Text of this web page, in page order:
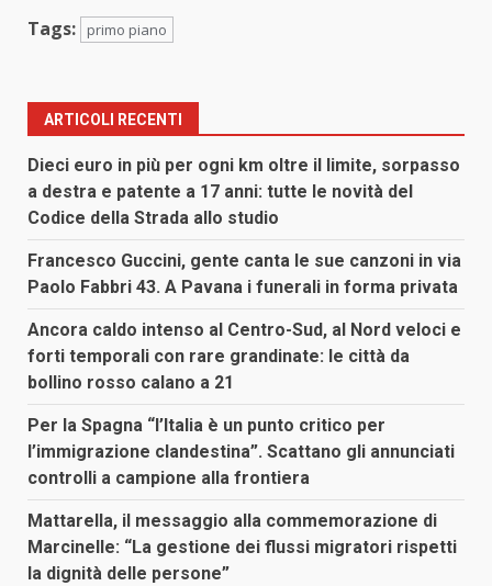
Tags: primo piano
ARTICOLI RECENTI
Dieci euro in più per ogni km oltre il limite, sorpasso
a destra e patente a 17 anni: tutte le novità del
Codice della Strada allo studio
Francesco Guccini, gente canta le sue canzoni in via
Paolo Fabbri 43. A Pavana i funerali in forma privata
Ancora caldo intenso al Centro-Sud, al Nord veloci e
forti temporali con rare grandinate: le città da
bollino rosso calano a 21
Per la Spagna “l’Italia è un punto critico per
l’immigrazione clandestina”. Scattano gli annunciati
controlli a campione alla frontiera
Mattarella, il messaggio alla commemorazione di
Marcinelle: “La gestione dei flussi migratori rispetti
la dignità delle persone”